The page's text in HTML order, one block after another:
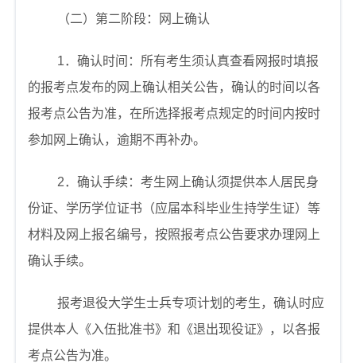
（二）第二阶段：网上确认
1．确认时间：所有考生须认真查看网报时填报
的报考点发布的网上确认相关公告，确认的时间以各
报考点公告为准，在所选择报考点规定的时间内按时
参加网上确认，逾期不再补办。
2．确认手续：考生网上确认须提供本人居民身
份证、学历学位证书（应届本科毕业生持学生证）等
材料及网上报名编号，按照报考点公告要求办理网上
确认手续。
报考退役大学生士兵专项计划的考生，确认时应
提供本人《入伍批准书》和《退出现役证》，以各报
考点公告为准。